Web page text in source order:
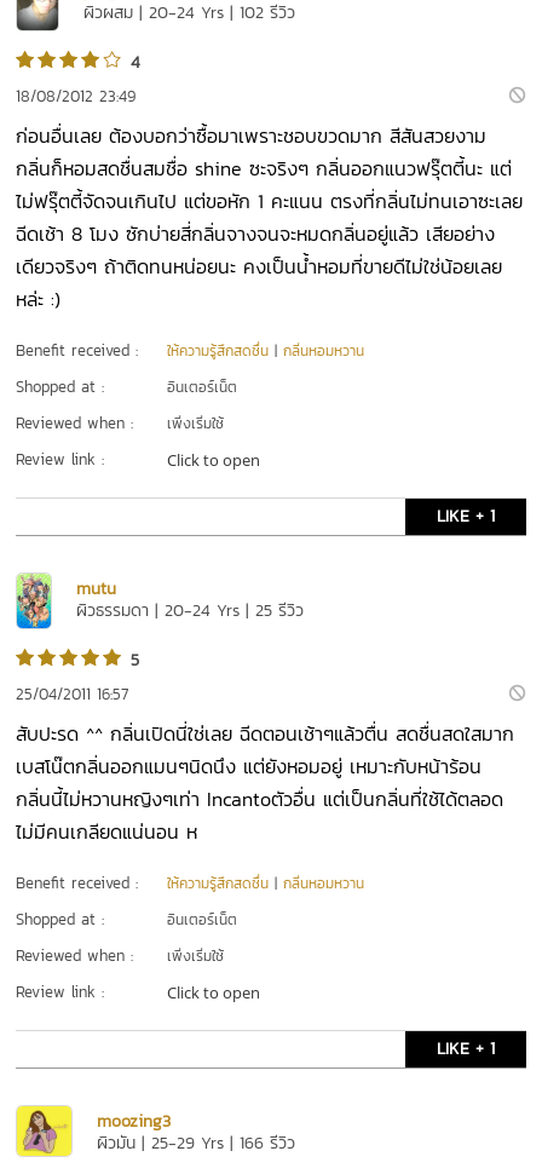
ผิวผสม | 20-24 Yrs | 102 รีวิว
4
18/08/2012 23:49
ก่อนอื่นเลย ต้องบอกว่าซื้อมาเพราะชอบขวดมาก สีสันสวยงาม
กลิ่นก็หอมสดชื่นสมชื่อ shine ซะจริงๆ กลิ่นออกแนวฟรุ๊ตตี้นะ แต่
ไม่ฟรุ๊ตตี้จัดจนเกินไป แต่ขอหัก 1 คะแนน ตรงที่กลิ่นไม่ทนเอาซะเลย
ฉีดเช้า 8 โมง ซักบ่ายสี่กลิ่นจางจนจะหมดกลิ่นอยู่แล้ว เสียอย่าง
เดียวจริงๆ ถ้าติดทนหน่อยนะ คงเป็นน้ำหอมที่ขายดีไม่ใช่น้อยเลย
หล่ะ :)
Benefit received : ให้ความรู้สึกสดชื่น |กลิ่นหอมหวาน
Shopped at : อินเตอร์เน็ต
Reviewed when : เพิ่งเริ่มใช้
Review link : Click to open
LIKE + 1
mutu
ผิวธรรมดา | 20-24 Yrs | 25 รีวิว
5
25/04/2011 16:57
สับปะรด ^^ กลิ่นเปิดนี่ใช่เลย ฉีดตอนเช้าๆแล้วตื่น สดชื่นสดใสมาก
เบสโน๊ตกลิ่นออกแมนๆนิดนึง แต่ยังหอมอยู่ เหมาะกับหน้าร้อน
กลิ่นนี้ไม่หวานหญิงๆเท่า Incantoตัวอื่น แต่เป็นกลิ่นที่ใช้ได้ตลอด
ไม่มีคนเกลียดแน่นอน ห
Benefit received : ให้ความรู้สึกสดชื่น |กลิ่นหอมหวาน
Shopped at : อินเตอร์เน็ต
Reviewed when : เพิ่งเริ่มใช้
Review link : Click to open
LIKE + 1
moozing3
ผิวมัน | 25-29 Yrs | 166 รีวิว